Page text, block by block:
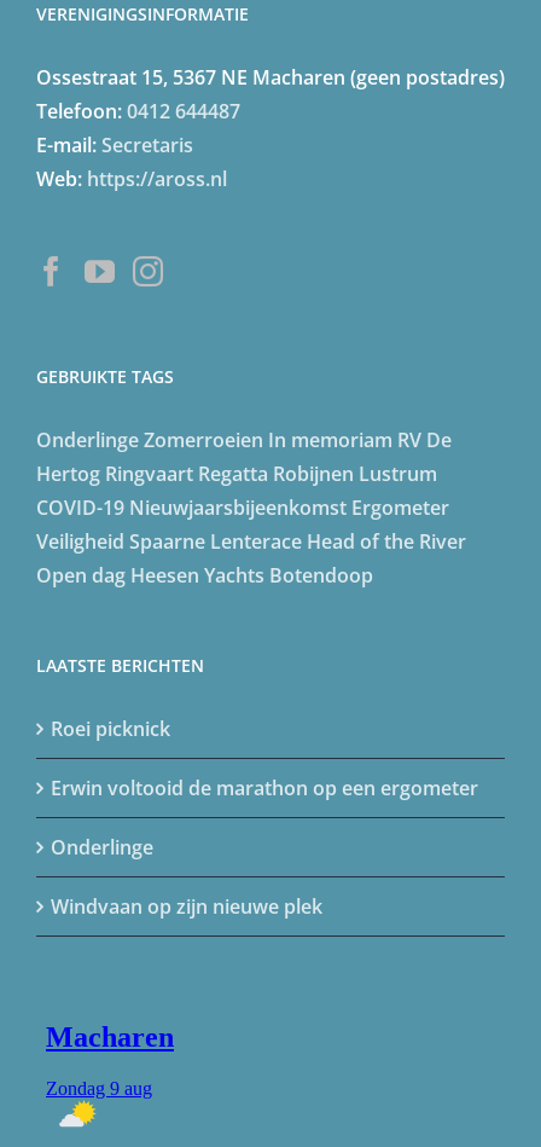
VERENIGINGSINFORMATIE
Ossestraat 15, 5367 NE Macharen (geen postadres)
Telefoon:0412 644487
E-mail:Secretaris
Web: https://aross.nl
GEBRUIKTE TAGS
OnderlingeZomerroeien In memoriam RV De
Hertog Ringvaart Regatta Robijnen Lustrum
COVID-19 Nieuwjaarsbijeenkomst Ergometer
Veiligheid Spaarne Lenterace Head of the River
Open dag Heesen Yachts Botendoop
LAATSTE BERICHTEN
Roei picknick
Erwin voltooid de marathon op een ergometer
Onderlinge
Windvaan op zijn nieuwe plek